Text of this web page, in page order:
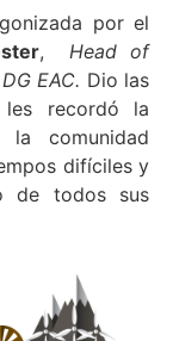
por el
,Head of
EAC. Dio las
recordó la
comunidad
difíciles y
de todos sus